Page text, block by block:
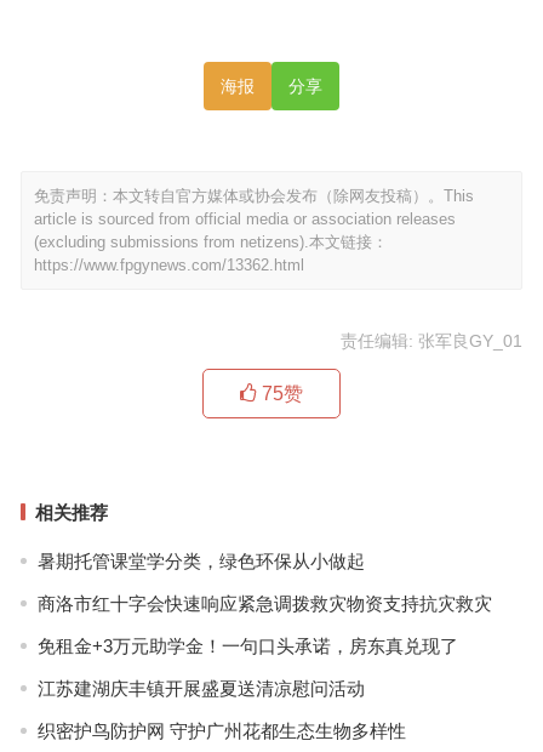
海报 分享
免责声明：本文转自官方媒体或协会发布（除网友投稿）。This
article is sourced from official media or association releases
(excluding submissions from netizens).本文链接：
https://www.fpgynews.com/13362.html
责任编辑: 张军良GY_01
75赞
相关推荐
暑期托管课堂学分类，绿色环保从小做起
商洛市红十字会快速响应紧急调拨救灾物资支持抗灾救灾
免租金+3万元助学金！一句口头承诺，房东真兑现了
江苏建湖庆丰镇开展盛夏送清凉慰问活动
织密护鸟防护网 守护广州花都生态生物多样性